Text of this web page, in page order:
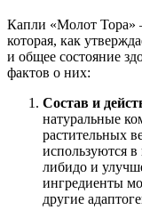
Капли «Молот Тора»
которая, как
и общее состояние
фактов о них:
Состав и
натуральные
растительных
используются
либидо и
ингредиенты
другие